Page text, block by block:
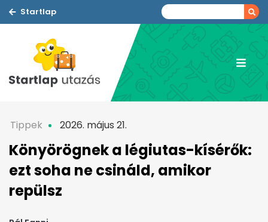
Startlap
Tippek 2026. május 21.
Könyörögnek a légiutas-kísérők:
ezt soha ne csináld, amikor
repülsz